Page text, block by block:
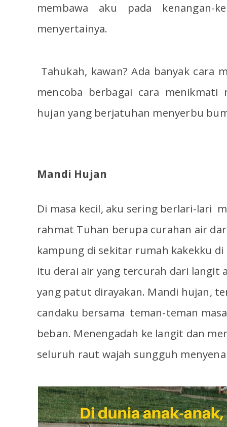
membawa aku pada kenangan-
menyertainya.
Tahukah, kawan? Ada banyak cara
mencoba berbagai cara
hujan yang berjatuhan menyerbu
Mandi Hujan
Di masa kecil, aku sering berlari-lari
rahmat Tuhan berupa curahan air
kampung di sekitar rumah kakekku
itu derai air yang tercurah dari langit
yang patut dirayakan. Mandi hujan,
candaku bersama teman-teman
beban. Menengadah ke langit dan
seluruh raut wajah sungguh